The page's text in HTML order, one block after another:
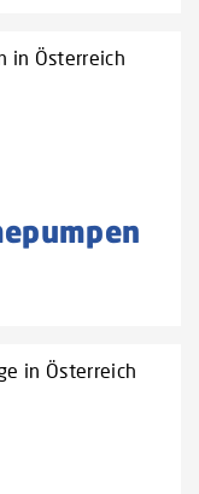
in Österreich
in Österreich